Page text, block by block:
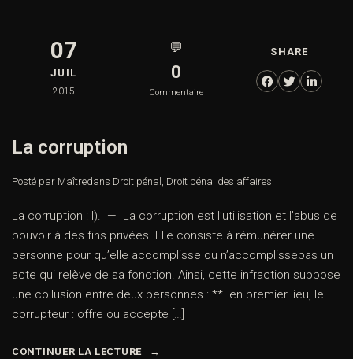
07
JUIL
2015
💬
0
Commentaire
SHARE
La corruption
Posté par Maîtredans Droit pénal , Droit pénal des affaires
La corruption : I). — La corruption est l’utilisation et l’abus de
pouvoir à des fins privées. Elle consiste à rémunérer une
personne pour qu’elle accomplisse ou n’accomplissepas un
acte qui relève de sa fonction. Ainsi, cette infraction suppose
une collusion entre deux personnes : ** en premier lieu, le
corrupteur : offre ou accepte […]
CONTINUER LA LECTURE